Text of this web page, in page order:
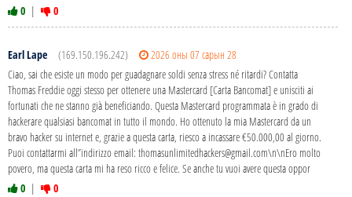
0 | 0
Earl Lape (169.150.196.242)
2026 оны 07 сарын 28
Ciao, sai che esiste un modo per guadagnare soldi senza stress né ritardi? Contatta
Thomas Freddie oggi stesso per ottenere una Mastercard [Carta Bancomat] e unisciti ai
fortunati che ne stanno già beneficiando. Questa Mastercard programmata è in grado di
hackerare qualsiasi bancomat in tutto il mondo. Ho ottenuto la mia Mastercard da un
bravo hacker su internet e, grazie a questa carta, riesco a incassare €50.000,00 al giorno.
Puoi contattarmi all”indirizzo email: thomasunlimitedhackers@gmail.com\n\nEro molto
povero, ma questa carta mi ha reso ricco e felice. Se anche tu vuoi avere questa oppor
0 | 0